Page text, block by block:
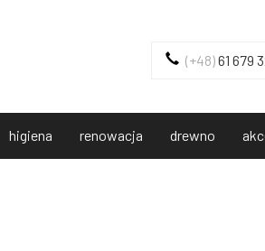
(+48)61 679
higiena renowacja drewno